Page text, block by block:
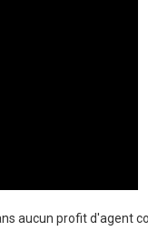
aucun profit d'agent